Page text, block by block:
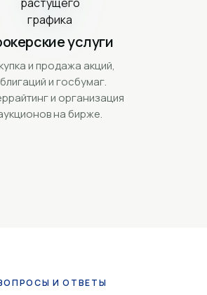
услуги
и продажа акций,
и госбумаг.
и организация
на бирже.
И ОТВЕТЫ